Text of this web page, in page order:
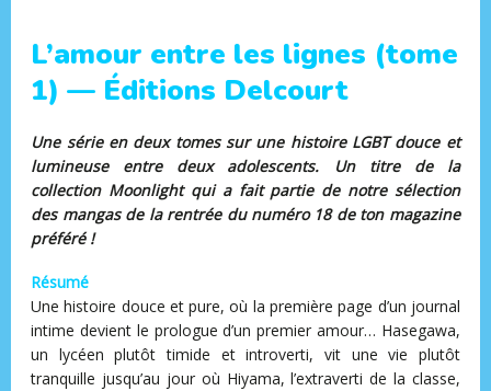
L’amour entre les lignes (tome
1) — Éditions Delcourt
Une série en deux tomes sur une histoire LGBT douce et
lumineuse entre deux adolescents. Un titre de la
collection Moonlight qui a fait partie de notre sélection
des mangas de la rentrée du numéro 18 de ton magazine
préféré !
Résumé
Une histoire douce et pure, où la première page d’un journal
intime devient le prologue d’un premier amour… Hasegawa,
un lycéen plutôt timide et introverti, vit une vie plutôt
tranquille jusqu’au jour où Hiyama, l’extraverti de la classe,